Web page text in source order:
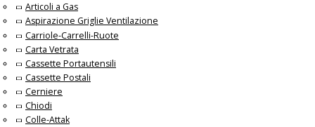
Articoli a Gas
Aspirazione Griglie Ventilazione
Carriole-Carrelli-Ruote
Carta Vetrata
Cassette Portautensili
Cassette Postali
Cerniere
Chiodi
Colle-Attak